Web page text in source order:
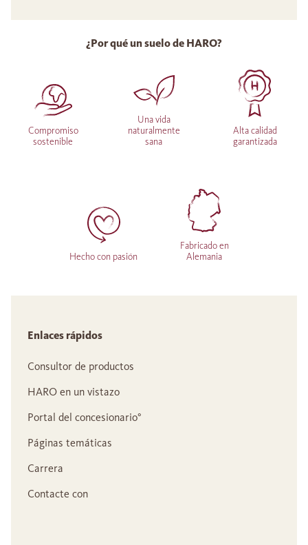
¿Por qué un suelo de HARO?
Compromiso
sostenible
Una vida
naturalmente
sana
Alta calidad
garantizada
Hecho con pasión
Fabricado en
Alemania
Enlaces rápidos
Consultor de productos
HARO en un vistazo
Portal del concesionario°
Páginas temáticas
Carrera
Contacte con